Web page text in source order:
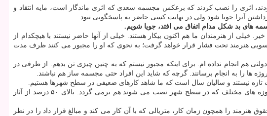
جدیدی بودند، اثری را نصب كردند كه برعكس مجسمه سعدی كه اثری ماندگار است، مایه انتقاد و
آنرا جویا شود ولی در نهایت كسی حاضر به پاسخگویی نبود.
های بد شكل مدام اتفاق می افتد، جویا شویم.
خیلی از هنرمندان ما هم اكنون بیكار هستند. خیلی از آنها حاضر نیستند با هیچكدام از
سویی هنرمند تحت فشار قرار خواهد گرفت؛ به نحوی كه او را مجبور می كنند ظرف مدت
هم انجام نداده ام. برای اینكه مجبور نیستم كه به چنین چیزی تن بدهم. از طرفی در
ها را به انجام برسانند. گرچه كه شاید این افراد حتی مجسمه ساز هم نباشند.
نیستند و سالیان سال است كه ما شاهد كارهای ضعیفی در سطح شهرها هستیم.
رئیس هیات مدیره انجمن مجسمه سازان ایران تصریح می كند: این امر تنها مختص مجسمه ها نیست و به دیگر پروژه های هنری در حوزه های مختلف كه در سطح شهر نصب می شوند هم برمی گردد. بالای ۵۰ درصد از آثار
را همچون زمان كار، متریالی كه با آن كار می كند و مبالغ قرار داد را در نظر